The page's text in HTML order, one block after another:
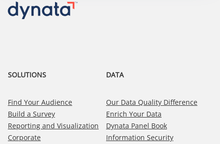
SOLUTIONS
Find Your Audience
Build a Survey
Reporting and Visualization
Corporate
DATA
Our Data Quality Difference
Enrich Your Data
Dynata Panel Book
Information Security